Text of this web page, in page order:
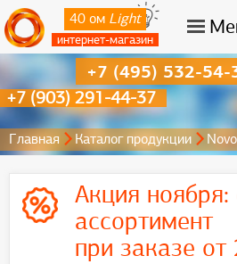
40 ом Light
интернет-магазин
+7 (903) 291-44-37
+7 (495) 532-54-
Главная Каталог продукции
Акция ноября:
ассортимент
при заказе